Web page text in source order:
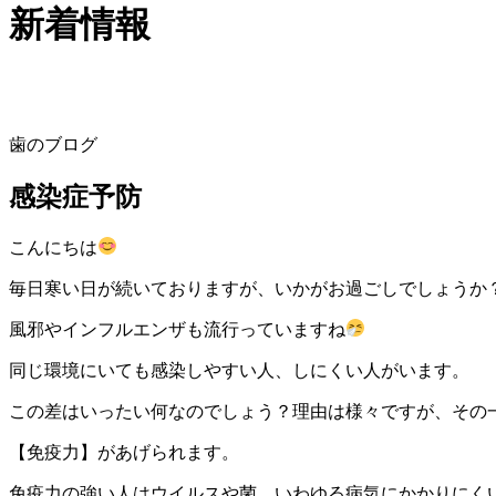
新着情報
歯のブログ
感染症予防
こんにちは
毎日寒い日が続いておりますが、いかがお過ごしでしょうか
風邪やインフルエンザも流行っていますね
同じ環境にいても感染しやすい人、しにくい人がいます。
この差はいったい何なのでしょう？理由は様々ですが、その
【免疫力】があげられます。